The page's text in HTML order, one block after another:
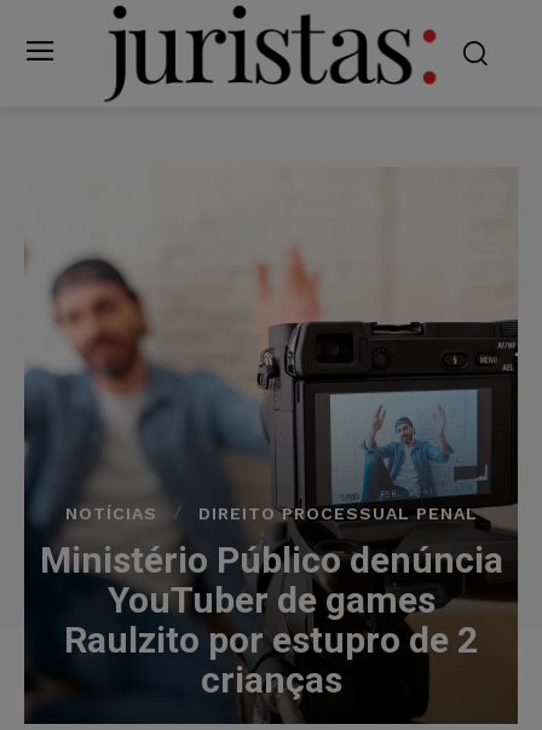
NOTÍCIAS DIREITO PROCESSUAL PENAL
Ministério Público denúncia
YouTuber de games
Raulzito por estupro de 2
crianças